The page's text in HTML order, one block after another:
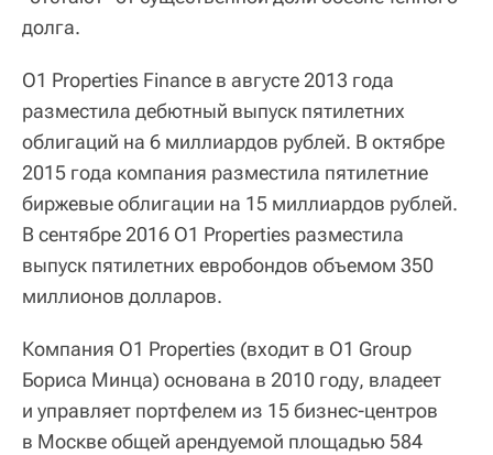
долга.
O1 Properties Finance в августе 2013 года
разместила дебютный выпуск пятилетних
облигаций на 6 миллиардов рублей. В октябре
2015 года компания разместила пятилетние
биржевые облигации на 15 миллиардов рублей.
В сентябре 2016 O1 Properties разместила
выпуск пятилетних евробондов объемом 350
миллионов долларов.
Компания O1 Properties (входит в O1 Group
Бориса Минца) основана в 2010 году, владеет
и управляет портфелем из 15 бизнес-центров
в Москве общей арендуемой площадью 584